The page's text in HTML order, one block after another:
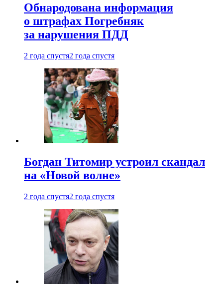
Обнародована информация
о штрафах Погребняк
за нарушения ПДД
2 года спустя2 года спустя
Богдан Титомир устроил скандал
на «Новой волне»
2 года спустя2 года спустя